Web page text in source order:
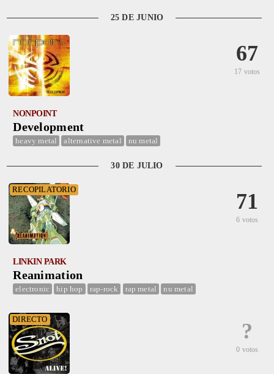
25 DE JUNIO
67
17 votos
NONPOINT
Development
heavy metal alternative metal nu metal
30 DE JULIO
71
6 votos
RECOPILATORIO
LINKIN PARK
Reanimation
electronic hip hop rap-rock rap metal nu metal
?
0 votos
DIRECTO